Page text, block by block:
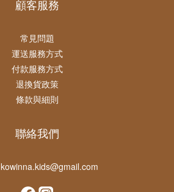
顧客服務
常見問題
運送服務方式
付款服務方式
退換貨政策
條款與細則
聯絡我們